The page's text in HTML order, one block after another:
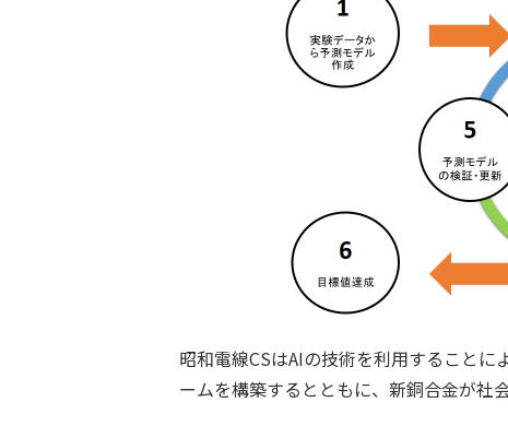
昭和電線CSはAIの技術を利用することに
ームを構築するとともに、新銅合金が社